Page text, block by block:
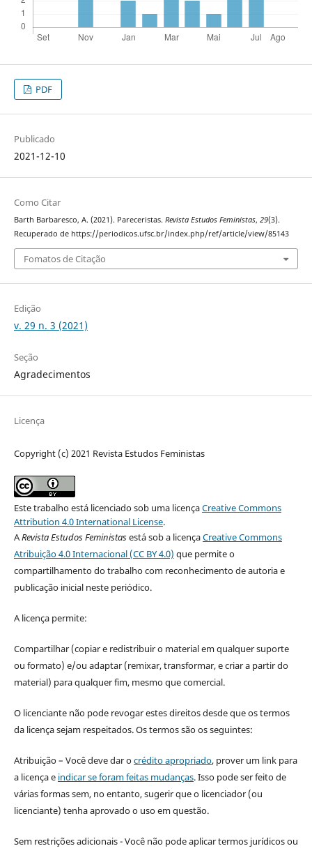
PDF
Publicado
2021-12-10
Como Citar
Barth Barbaresco, A. (2021). Pareceristas. Revista Estudos Feministas, 29(3).
Recuperado de https://periodicos.ufsc.br/index.php/ref/article/view/85143
Fomatos de Citação
Edição
v. 29 n. 3 (2021)
Seção
Agradecimentos
Licença
Copyright (c) 2021 Revista Estudos Feministas
Este trabalho está licenciado sob uma licençaCreative Commons
Attribution 4.0 International License.
ARevista Estudos Feministasestá sob a licençaCreative Commons
Atribuição 4.0 Internacional (CC BY 4.0) que permite o
compartilhamento do trabalho com reconhecimento de autoria e
publicação inicial neste periódico.
A licença permite:
Compartilhar (copiar e redistribuir o material em qualquer suporte
ou formato) e/ou adaptar (remixar, transformar, e criar a partir do
material) para qualquer fim, mesmo que comercial.
O licenciante não pode revogar estes direitos desde que os termos
da licença sejam respeitados. Os termos são os seguintes:
Atribuição – Você deve dar ocrédito apropriado, prover um link para
a licença e indicar se foram feitas mudanças. Isso pode ser feito de
várias formas sem, no entanto, sugerir que o licenciador (ou
licenciante) tenha aprovado o uso em questão.
Sem restrições adicionais - Você não pode aplicar termos jurídicos ou